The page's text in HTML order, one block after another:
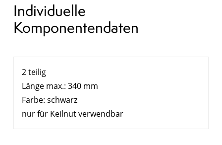
Individuelle
Komponentendaten
2 teilig
Länge max.: 340 mm
Farbe: schwarz
nur für Keilnut verwendbar